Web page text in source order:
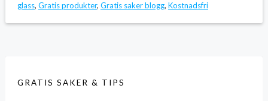
glass, Gratis produkter, Gratis saker blogg, Kostnadsfri
GRATIS SAKER & TIPS